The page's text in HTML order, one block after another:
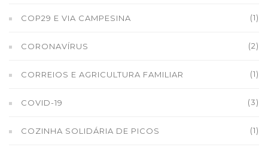
COP29 E VIA CAMPESINA (1)
CORONAVÍRUS (2)
CORREIOS E AGRICULTURA FAMILIAR (1)
COVID-19 (3)
COZINHA SOLIDÁRIA DE PICOS (1)